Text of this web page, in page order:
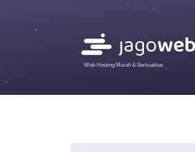
Web Hosting Murah & Berkualitas